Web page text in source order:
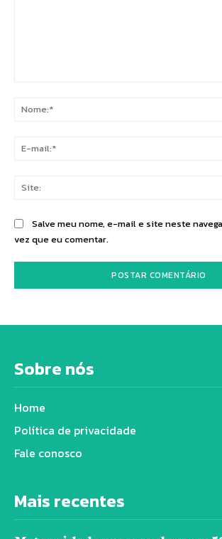
Salve meu nome, e-mail e site neste
vez que eu comentar.
Sobre nós
Home
Política de privacidade
Fale conosco
Mais recentes